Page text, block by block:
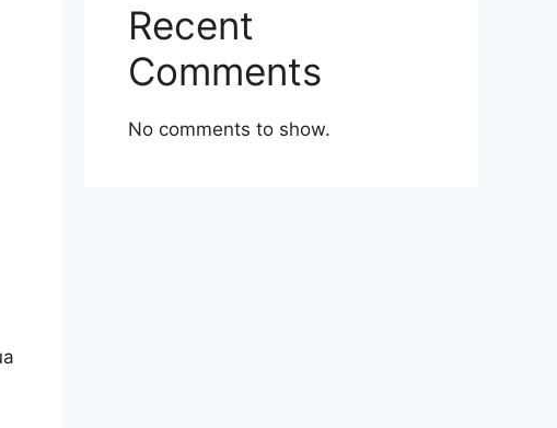
Recent
Comments
No comments to show.